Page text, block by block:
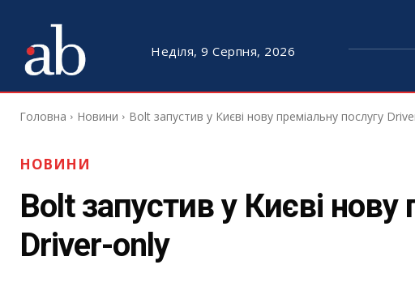
Неділя, 9 Серпня, 2026
Головна Новини Bolt запустив у Києві нову преміальну послугу
НОВИНИ
Bolt запустив у Києві нову
Driver-only